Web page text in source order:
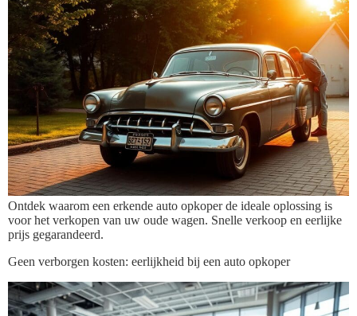
Ontdek waarom een erkende auto opkoper de ideale oplossing is
voor het verkopen van uw oude wagen. Snelle verkoop en eerlijke
prijs gegarandeerd.
Geen verborgen kosten: eerlijkheid bij een auto opkoper